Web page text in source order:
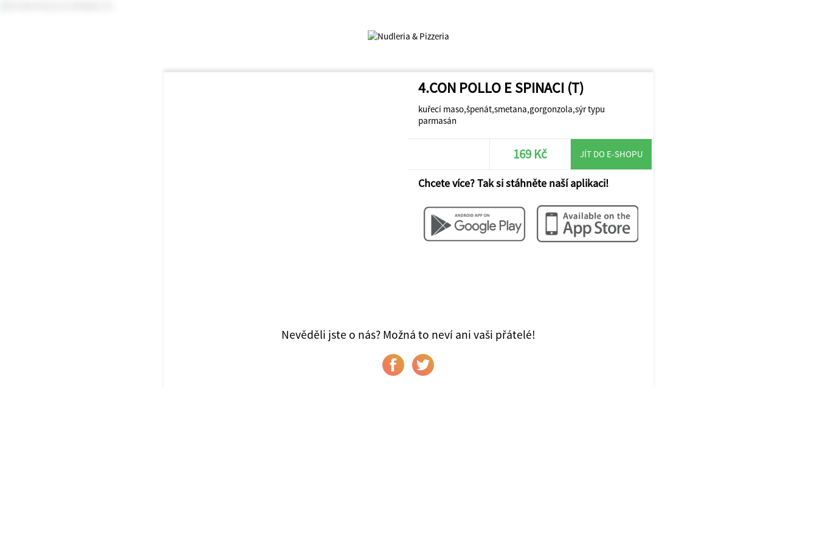
4.CON POLLO E SPINACI (T)
kuřecí maso,špenát,smetana,gorgonzola,sýr typu
parmasán
169 Kč JÍT DO E-SHOPU
Chcete více? Tak si stáhněte naší aplikaci!
Nevěděli jste o nás? Možná to neví ani vaši přátelé!